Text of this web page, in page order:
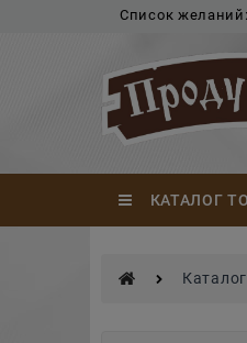
Список желаний:
КАТАЛОГ
Каталог